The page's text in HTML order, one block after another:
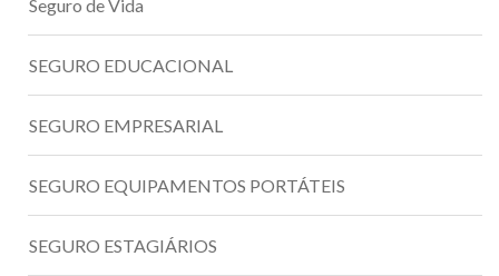
Seguro de Vida
SEGURO EDUCACIONAL
SEGURO EMPRESARIAL
SEGURO EQUIPAMENTOS PORTÁTEIS
SEGURO ESTAGIÁRIOS